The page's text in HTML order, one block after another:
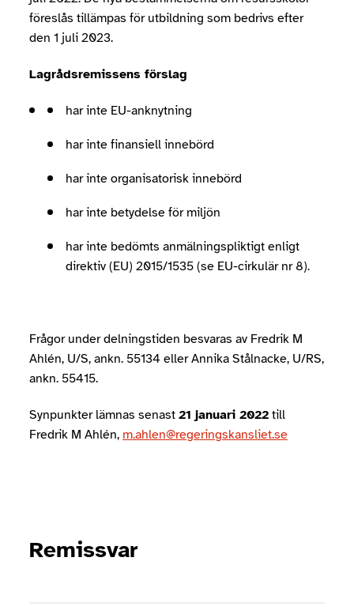
föreslås tillämpas för utbildning som bedrivs efter
den 1 juli 2023.
Lagrådsremissens förslag
har inte EU-anknytning
har inte finansiell innebörd
har inte organisatorisk innebörd
har inte betydelse för miljön
har inte bedömts anmälningspliktigt enligt
direktiv (EU) 2015/1535 (se EU-cirkulär nr 8).
Frågor under delningstiden besvaras av Fredrik M
Ahlén, U/S, ankn. 55134 eller Annika Stålnacke, U/RS,
ankn. 55415.
Synpunkter lämnas senast 21 januari 2022 till
Fredrik M Ahlén, m.ahlen@regeringskansliet.se
Remissvar